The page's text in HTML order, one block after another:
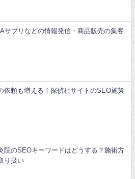
サプリなどの情報発信・商品販売の集客
依頼も増える！探偵社サイトのSEO施策
院のSEOキーワードはどうする？施術方
り扱い